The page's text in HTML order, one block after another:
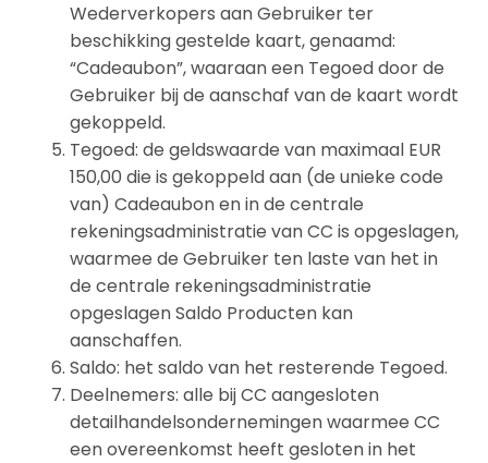
Wederverkopers aan Gebruiker ter
beschikking gestelde kaart, genaamd:
“Cadeaubon”, waaraan een Tegoed door de
Gebruiker bij de aanschaf van de kaart wordt
gekoppeld.
Tegoed: de geldswaarde van maximaal EUR
150,00 die is gekoppeld aan (de unieke code
van) Cadeaubon en in de centrale
rekeningsadministratie van CC is opgeslagen,
waarmee de Gebruiker ten laste van het in
de centrale rekeningsadministratie
opgeslagen Saldo Producten kan
aanschaffen.
Saldo: het saldo van het resterende Tegoed.
Deelnemers: alle bij CC aangesloten
detailhandelsondernemingen waarmee CC
een overeenkomst heeft gesloten in het